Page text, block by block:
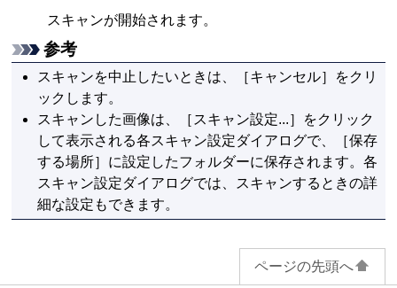
スキャンが開始されます。
参考
スキャンを中止したいときは、［キャンセル］をクリ
ックします。
スキャンした画像は、［ スキャン設定...］をクリック
して表示される各スキャン設定ダイアログで、［保存
する場所］に設定したフォルダーに保存されます。各
スキャン設定ダイアログでは、スキャンするときの詳
細な設定もできます。
ページの先頭へ